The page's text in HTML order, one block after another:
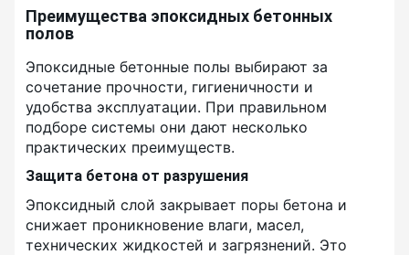
Преимущества эпоксидных бетонных
полов
Эпоксидные бетонные полы выбирают за
сочетание прочности, гигиеничности и
удобства эксплуатации. При правильном
подборе системы они дают несколько
практических преимуществ.
Защита бетона от разрушения
Эпоксидный слой закрывает поры бетона и
снижает проникновение влаги, масел,
технических жидкостей и загрязнений. Это